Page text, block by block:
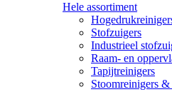
Hele assortiment
Stofzuigers
Industrieel
Raam- en
Tapijtreinigers
Stoomreinigers